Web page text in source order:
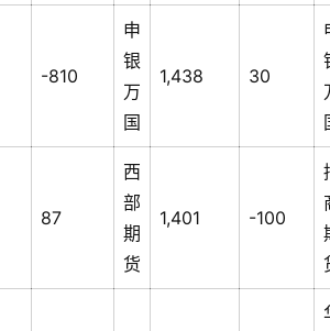
-810
申
银
万
国
1,438 30
87
西
部
期
货
1,401 -100